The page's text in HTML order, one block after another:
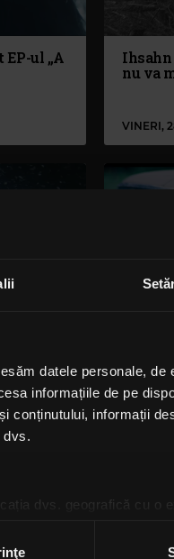
datele personale, de
informațiile de pe
conținutului, informații
dvs.
dvs. geografică cu o
dvs. personale și
EP-ul „A
Ihsahn
nu va
VINERI,
cu
„Rom
Iată
Nergal
And
LUNI, 13